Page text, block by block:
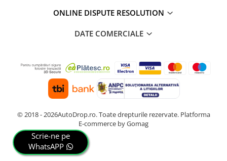
ONLINE DISPUTE RESOLUTION
DATE COMERCIALE
© 2018 - 2026AutoDrop.ro. Toate drepturile rezervate. Platforma
E-commerce by Gomag
Scrie-ne pe
WhatsAPP